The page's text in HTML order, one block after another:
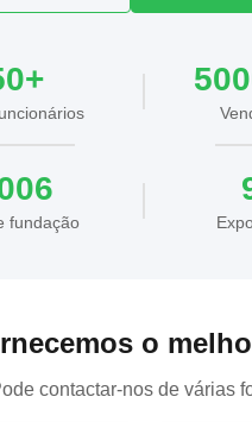
fundação
o
contactar-nos de várias